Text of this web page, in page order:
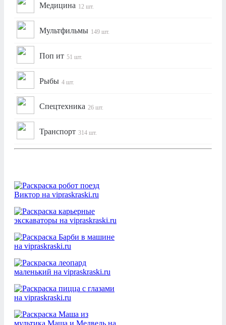
Медицина 12 шт.
Мультфильмы 149 шт.
Поп ит 51 шт.
Рыбы 4 шт.
Спецтехника 26 шт.
Транспорт 314 шт.